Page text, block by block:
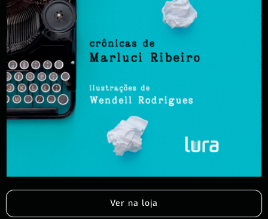
Ver na loja